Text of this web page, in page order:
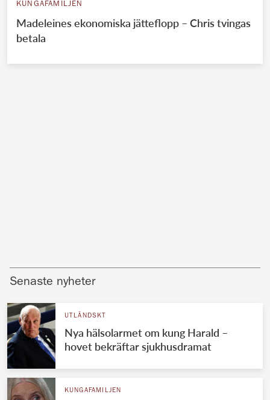
KUNGAFAMILJEN
Madeleines ekonomiska jätteflopp – Chris tvingas
betala
Senaste nyheter
UTLÄNDSKT
Nya hälsolarmet om kung Harald –
hovet bekräftar sjukhusdramat
KUNGAFAMILJEN